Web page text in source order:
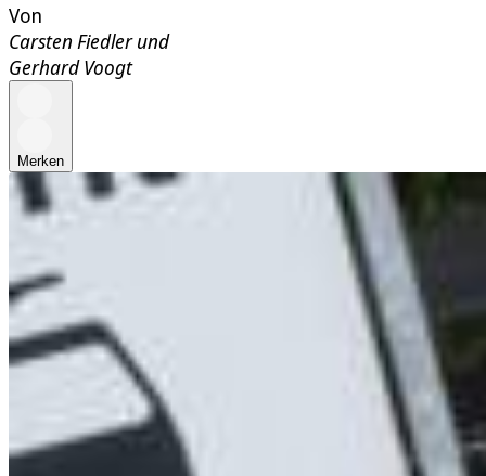
Von
Carsten Fiedlerund
Gerhard Voogt
Merken